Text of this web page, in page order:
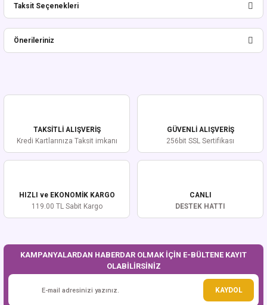
Bu ürüne ilk yorumu siz yapın!
Taksit Seçenekleri
Önerileriniz
Ürün resmi kalitesiz, bozuk veya görüntülenemiyor.
Ürün fiyatı diğer sitelerden daha pahalı.
Bu ürüne benzer farklı alternatifler olmalı.
TAKSİTLİ ALIŞVERİŞ
Kredi Kartlarınıza Taksit imkanı
GÜVENLİ ALIŞVERİŞ
256bit SSL Sertifikası
HIZLI ve EKONOMİK KARGO
119.00 TL Sabit Kargo
CANLI
DESTEK HATTI
KAMPANYALARDAN HABERDAR OLMAK İÇİN E-BÜLTENE KAYIT
OLABİLİRSİNİZ
KAYDOL